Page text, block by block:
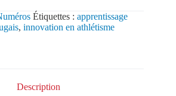
Étiquettes : apprentissage
, innovation en athlétisme
Description